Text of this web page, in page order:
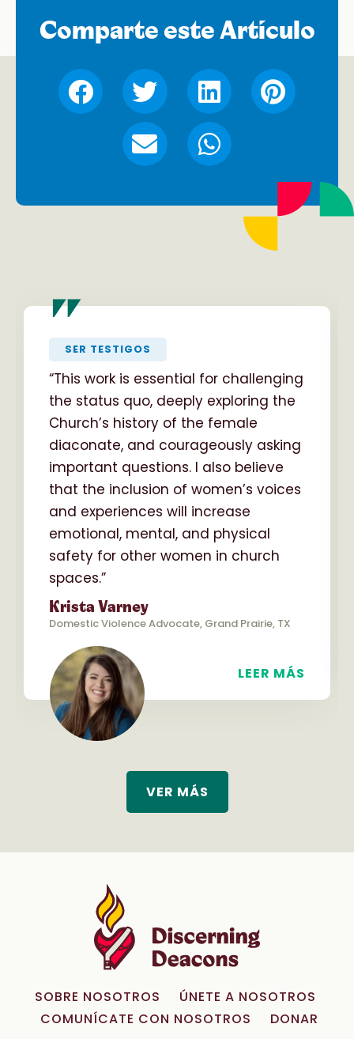
Comparte este Artículo
"SER TESTIGOS
“This work is essential for challenging
the status quo, deeply exploring the
Church’s history of the female
diaconate, and courageously asking
important questions. I also believe
that the inclusion of women’s voices
and experiences will increase
emotional, mental, and physical
safety for other women in church
spaces.”
Krista Varney
Domestic Violence Advocate, Grand Prairie, TX
LEER MÁS
VER MÁS
SOBRE NOSOTROS
ÚNETE A NOSOTROS
COMUNÍCATE CON NOSOTROS
DONAR